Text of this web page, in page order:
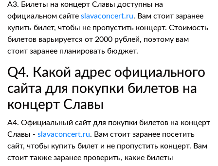
A3. Билеты на концерт Славы доступны на
официальном сайте slavaconcert.ru. Вам стоит заранее
купить билет, чтобы не пропустить концерт. Стоимость
билетов варьируется от 2000 рублей, поэтому вам
стоит заранее планировать бюджет.
Q4. Какой адрес официального
сайта для покупки билетов на
концерт Славы
A4. Официальный сайт для покупки билетов на концерт
Славы - slavaconcert.ru. Вам стоит заранее посетить
сайт, чтобы купить билет и не пропустить концерт. Вам
стоит также заранее проверить, какие билеты